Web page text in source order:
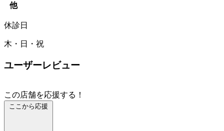
他
休診日
木・日・祝
ユーザーレビュー
この店舗を応援する！
ここから応援